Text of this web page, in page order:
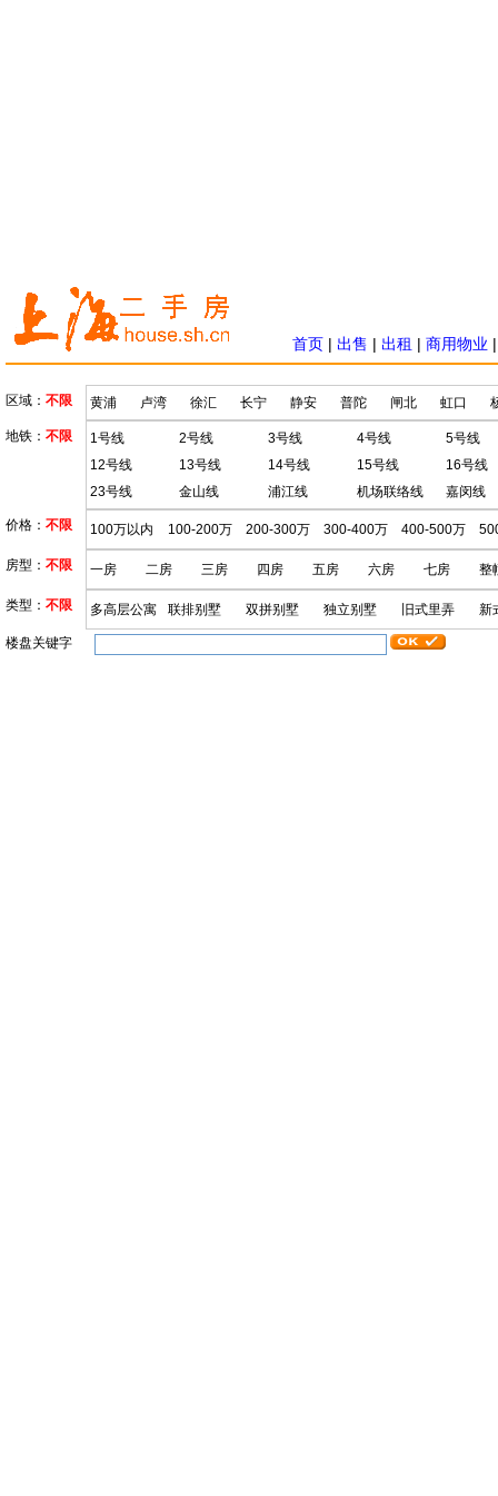
首页 | 出售 | 出租 | 商用物业
区域： 不限 黄浦 卢湾 徐汇 长宁 静安 普陀 闸北 虹口
地铁： 不限 1号线 2号线 3号线 4号线
5号线
12号线
13号线 14号线 15号线
16号线
23号线
金山线 浦江线 机场联络线 嘉闵线
价格： 不限 100万以内 100-200万 200-300万 300-400万 400-500万
房型： 不限 一房 二房 三房 四房 五房 六房 七房 整
类型： 不限 多高层公寓 联排别墅 双拼别墅 独立别墅 旧式里弄 新
楼盘关键字